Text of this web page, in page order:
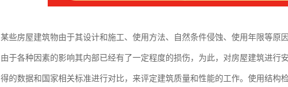
某些房屋建筑物由于其设计和施工、使用方法、自然条件侵蚀、使用年限等原
由于各种因素的影响其内部已经有了一定程度的损伤，为此，对房屋建筑进
得的数据和国家相关标准进行对比，来评定建筑质量和性能的工作。使用结构